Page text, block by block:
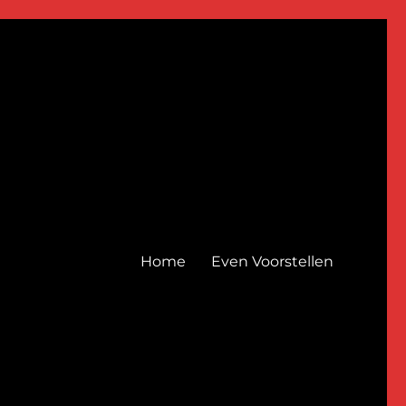
Home Even Voorstellen